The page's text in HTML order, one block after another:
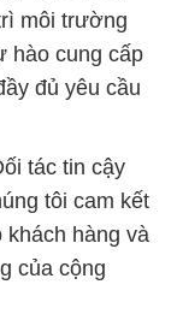
môi trường
hào cung cấp
đủ yêu cầu
tác tin cậy
tôi cam kết
khách hàng và
của cộng